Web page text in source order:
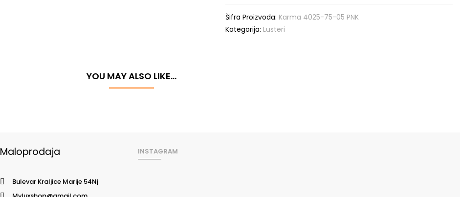
Šifra Proizvoda: Karma 4025-75-05 PNK
Kategorija: Lusteri
YOU MAY ALSO LIKE…
Maloprodaja
Bulevar Kraljice Marije 54Nj
INSTAGRAM